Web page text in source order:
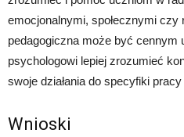
emocjonalnymi, społecznymi
pedagogiczna może być cennym
psychologowi lepiej zrozumieć
swoje działania do specyfiki
Wnioski